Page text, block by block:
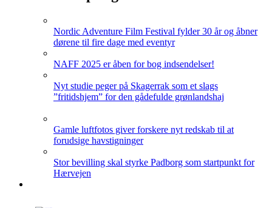
Nordic Adventure Film Festival fylder 30 år og åbner
dørene til fire dage med eventyr
NAFF 2025 er åben for bog indsendelser!
Nyt studie peger på Skagerrak som et slags
”fritidshjem” for den gådefulde grønlandshaj
Gamle luftfotos giver forskere nyt redskab til at
forudsige havstigninger
Stor bevilling skal styrke Padborg som startpunkt for
Hærvejen